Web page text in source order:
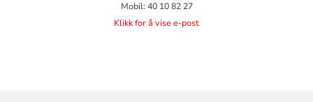
Mobil: 40 10 82 27
Klikk for å vise e-post